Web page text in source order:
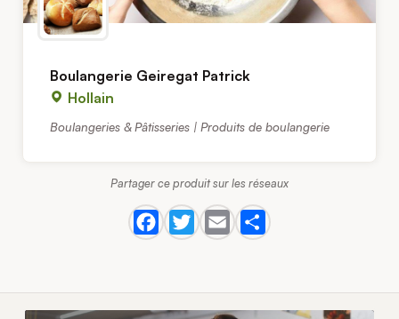
Boulangerie Geiregat Patrick
Hollain
Boulangeries & Pâtisseries | Produits de boulangerie
Partager ce produit sur les réseaux